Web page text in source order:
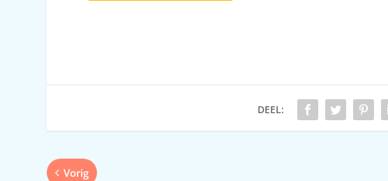
DEEL:
Vorig